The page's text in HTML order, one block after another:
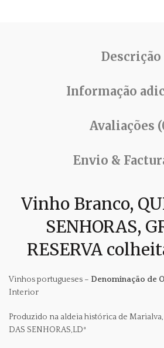
Descrição
Informação
Avaliações
Envio &
Vinho Branco,
SENHORAS,
RESERVA
Vinhos portugueses – Denominação de
Interior
Produzido na aldeia histórica de
DAS SENHORAS,LDª